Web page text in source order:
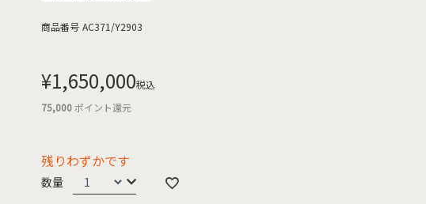
商品番号 AC371/Y2903
¥1,650,000税込
75,000ポイント還元
残りわずかです